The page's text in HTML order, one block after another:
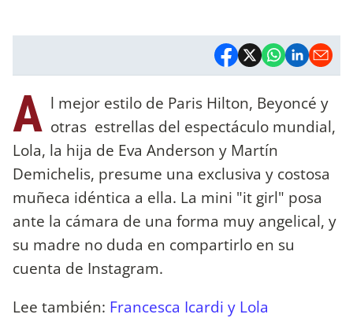
A l mejor estilo de Paris Hilton, Beyoncé y
otras estrellas del espectáculo mundial,
Lola, la hija de Eva Anderson y Martín
Demichelis, presume una exclusiva y costosa
muñeca idéntica a ella. La mini "it girl" posa
ante la cámara de una forma muy angelical, y
su madre no duda en compartirlo en su
cuenta de Instagram.
Lee también: Francesca Icardi y Lola